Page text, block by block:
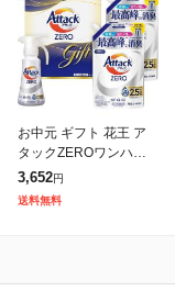
お中元 ギフト 花王 ア
タックZEROワンハン
ドギフト KAN30A 送料
無料 メーカー直送 LTD
3,652円
送料無料